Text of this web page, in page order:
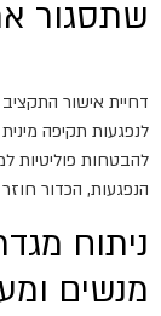
שתסגור
דחיית אישור
לנפגעות תקיפה
להבטחות פוליטיות
הנפגעות, הכדור
ניתוח
מנשים